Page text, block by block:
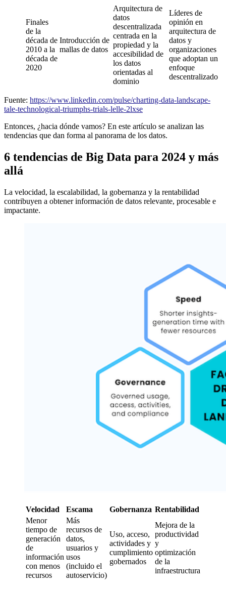
Finales
de la
década de
2010 a la
década de
2020
Introducción de
mallas de datos
Arquitectura de
datos
descentralizada
centrada en la
propiedad y la
accesibilidad de
los datos
orientadas al
dominio
Líderes de
opinión en
arquitectura de
datos y
organizaciones
que adoptan un
enfoque
descentralizado
Fuente: https://www.linkedin.com/pulse/charting-data-landscape-
tale-technological-triumphs-trials-lelle-2lxse
Entonces, ¿hacia dónde vamos? En este artículo se analizan las
tendencias que dan forma al panorama de los datos.
6 tendencias de Big Data para 2024 y más
allá
La velocidad, la escalabilidad, la gobernanza y la rentabilidad
contribuyen a obtener información de datos relevante, procesable e
impactante.
Velocidad Escama Gobernanza Rentabilidad
Menor
tiempo de
generación
de
información
con menos
recursos
Más
recursos de
datos,
usuarios y
usos
(incluido el
autoservicio)
Uso, acceso,
actividades y
cumplimiento
gobernados
Mejora de la
productividad
y
optimización
de la
infraestructura